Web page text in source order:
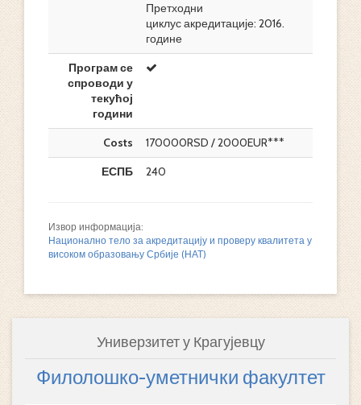
Претходни
циклус акредитације: 2016.
године
Програм се
спроводи у
текућој
години
Costs
170000RSD / 2000EUR***
ЕСПБ
240
Извор информација:
Национално тело за акредитацију и проверу квалитета у
високом образовању Србије (НАТ)
Универзитет у Крагујевцу
Филолошко-уметнички факултет